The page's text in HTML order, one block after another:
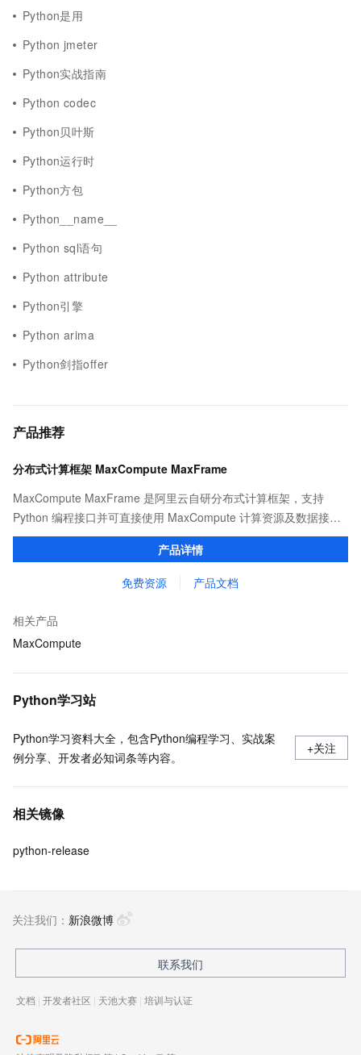
Python是用
Python jmeter
Python实战指南
Python codec
Python贝叶斯
Python运行时
Python方包
Python__name__
Python sql语句
Python attribute
Python引擎
Python arima
Python剑指offer
产品推荐
分布式计算框架 MaxCompute MaxFrame
MaxCompute MaxFrame 是阿里云自研分布式计算框架，支持
Python 编程接口并可直接使用 MaxCompute 计算资源及数据接
口，与 MaxCompute Notebook、镜像管理等功能共同构成
MaxCompute 完整 Python 开发生态。
产品详情
免费资源 产品文档
相关产品
MaxCompute
Python学习站
Python学习资料大全，包含Python编程学习、实战案
例分享、开发者必知词条等内容。
+关注
相关镜像
python-release
关注我们： 新浪微博
联系我们
文档 | 开发者社区 | 天池大赛 | 培训与认证